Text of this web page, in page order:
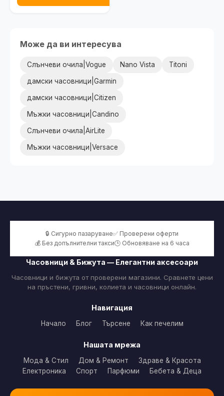
Може да ви интересува
Слънчеви очила|Vogue Nano Vista Titoni
дамски часовници|Garmin
дамски часовници|Citizen
Мъжки часовници|Candino
Слънчеви очила|AirLite
Мъжки часовници|Versace
🔒 Сигурно пазаруване✅ Проверени оферти
💰 Без допълнителни такси🕒 Обновяване на 6 часа
Часовници & Бижута — Елегантни аксесоари
Часовници и бижута от проверени магазини. Сравнете цени
на пръстени, гривни, колиета и часовници онлайн.
Навигация
Начало Блог Търсене Как печелим
Нашата мрежа
Мода & Стил Дом & Ремонт
Здраве & Красота
Електроника
Спорт Парфюми Бебета & Деца